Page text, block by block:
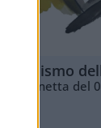
L'ottimismo
Vignetta del